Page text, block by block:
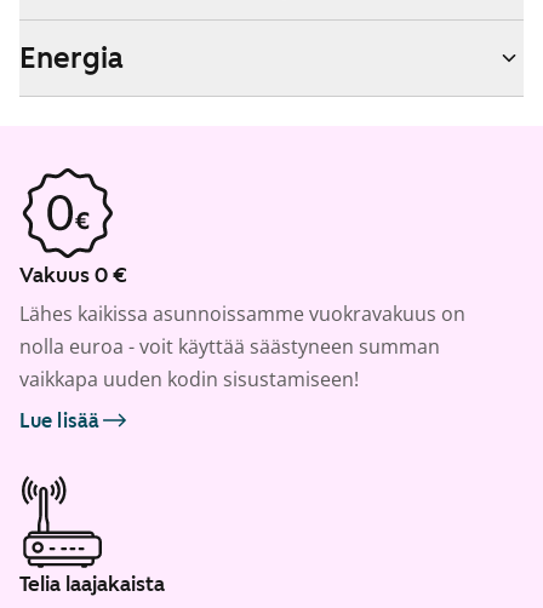
Energia
Vakuus 0 €
Lähes kaikissa asunnoissamme vuokravakuus on
nolla euroa - voit käyttää säästyneen summan
vaikkapa uuden kodin sisustamiseen!
Lue lisää
Telia laajakaista